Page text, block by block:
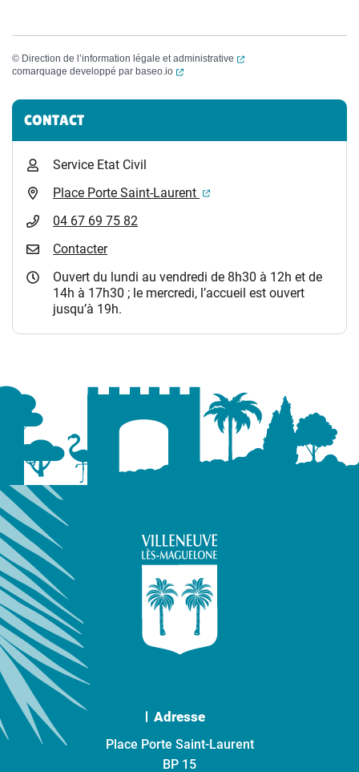
© Direction de l’information légale et administrative
(ouverture dans un
comarquage developpé par baseo.io (ouverture dans un nouvel onglet)
Informations complémentaires
CONTACT
Service Etat Civil
Place Porte Saint-Laurent
(ouverture dans un
04 67 69 75 82
Contacter
Ouvert du lundi au vendredi de 8h30 à 12h et de
14h à 17h30 ; le mercredi, l’accueil est ouvert
jusqu’à 19h.
Adresse
Place Porte Saint-Laurent
BP 15